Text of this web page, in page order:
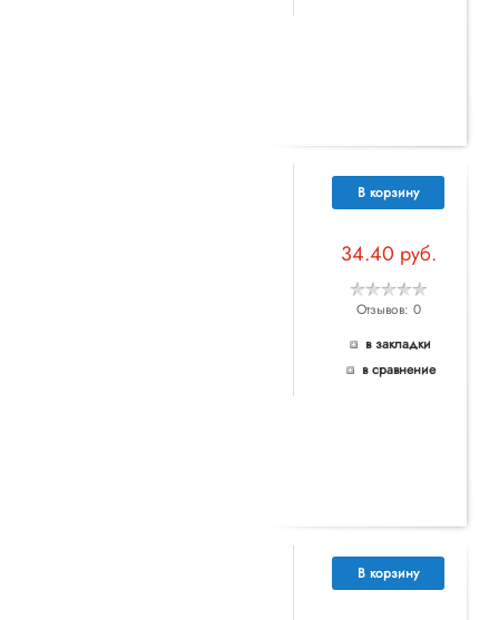
В корзину
34.40 руб.
Отзывов: 0
в закладки
в сравнение
В корзину